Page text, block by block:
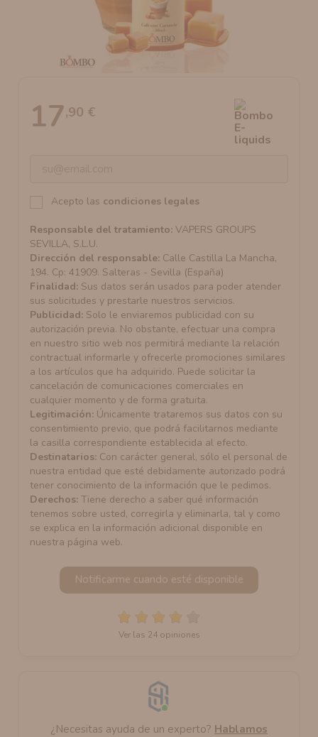
17,90 €
Acepto las condiciones legales
Responsable del tratamiento: VAPERS GROUPS
SEVILLA, S.L.U.
Dirección del responsable: Calle Castilla La Mancha,
194. Cp: 41909. Salteras - Sevilla (España)
Finalidad: Sus datos serán usados para poder atender
sus solicitudes y prestarle nuestros servicios.
Publicidad: Solo le enviaremos publicidad con su
autorización previa. No obstante, efectuar una compra
en nuestro sitio web nos permitirá mediante la relación
contractual informarle y ofrecerle promociones similares
a los artículos que ha adquirido. Puede solicitar la
cancelación de comunicaciones comerciales en
cualquier momento y de forma gratuita.
Legitimación: Únicamente trataremos sus datos con su
consentimiento previo, que podrá facilitarnos mediante
la casilla correspondiente establecida al efecto.
Destinatarios: Con carácter general, sólo el personal de
nuestra entidad que esté debidamente autorizado podrá
tener conocimiento de la información que le pedimos.
Derechos: Tiene derecho a saber qué información
tenemos sobre usted, corregirla y eliminarla, tal y como
se explica en la información adicional disponible en
nuestra página web.
Notificarme cuando esté disponible
Ver las 24 opiniones
¿Necesitas ayuda de un experto? Hablamos
RESISTENCIAS ARTESANALES RECOMENDADAS
ATOMIZADOR DEAD RABBIT RDA
ATOMIZADOR DEAD RABBIT RTA